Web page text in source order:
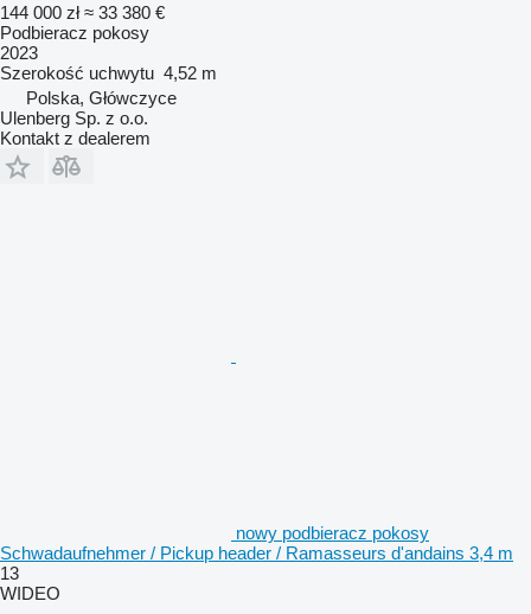
144 000 zł ≈ 33 380 €
Podbieracz pokosy
2023
Szerokość uchwytu 4,52 m
Polska, Główczyce
Ulenberg Sp. z o.o.
Kontakt z dealerem
nowy podbieracz pokosy
Schwadaufnehmer / Pickup header / Ramasseurs d'andains 3,4 m
13
WIDEO